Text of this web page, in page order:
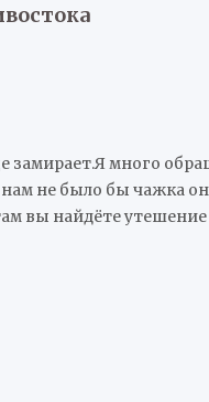
замирает.Я много
не было бы чажка
вы найдёте